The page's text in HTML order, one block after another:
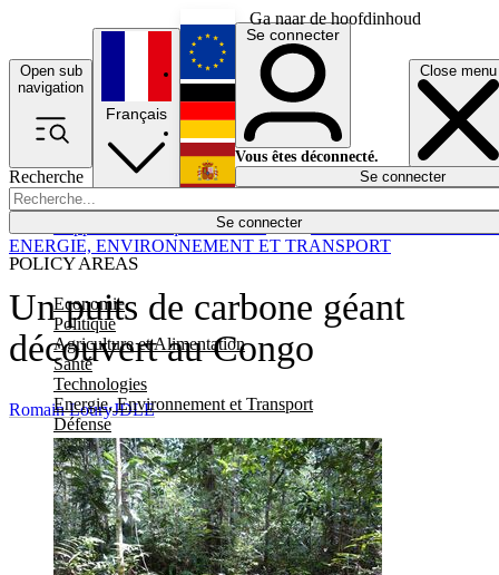
Ga naar de hoofdinhoud
Open sub
navigation
Close menu
Recherche
Se connecter
POLICY AREAS
Economie
Politique
Agriculture et Alimentation
Santé
Technologies
Energie, Environnement et Transport
Défense
Économie
Français
English
Deutsch
Español
Se connecter
Vous êtes déconnecté.
Se connecter
Un puits de carbone géant
découvert au Congo
ENERGIE, ENVIRONNEMENT ET TRANSPORT
Romain LouryJDLE